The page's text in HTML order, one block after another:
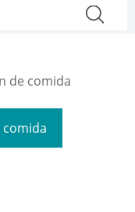
de comida